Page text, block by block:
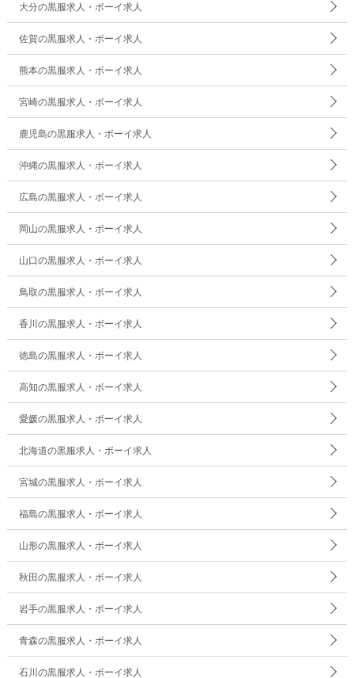
大分の黒服求人・ボーイ求人
佐賀の黒服求人・ボーイ求人
熊本の黒服求人・ボーイ求人
宮崎の黒服求人・ボーイ求人
鹿児島の黒服求人・ボーイ求人
沖縄の黒服求人・ボーイ求人
広島の黒服求人・ボーイ求人
岡山の黒服求人・ボーイ求人
山口の黒服求人・ボーイ求人
鳥取の黒服求人・ボーイ求人
香川の黒服求人・ボーイ求人
徳島の黒服求人・ボーイ求人
高知の黒服求人・ボーイ求人
愛媛の黒服求人・ボーイ求人
北海道の黒服求人・ボーイ求人
宮城の黒服求人・ボーイ求人
福島の黒服求人・ボーイ求人
山形の黒服求人・ボーイ求人
秋田の黒服求人・ボーイ求人
岩手の黒服求人・ボーイ求人
青森の黒服求人・ボーイ求人
石川の黒服求人・ボーイ求人